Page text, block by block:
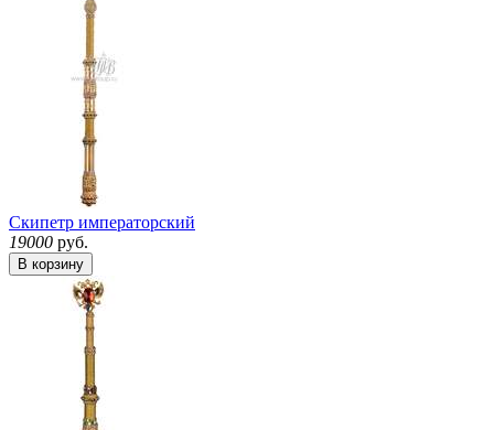
Скипетр императорский
19000 руб.
В корзину